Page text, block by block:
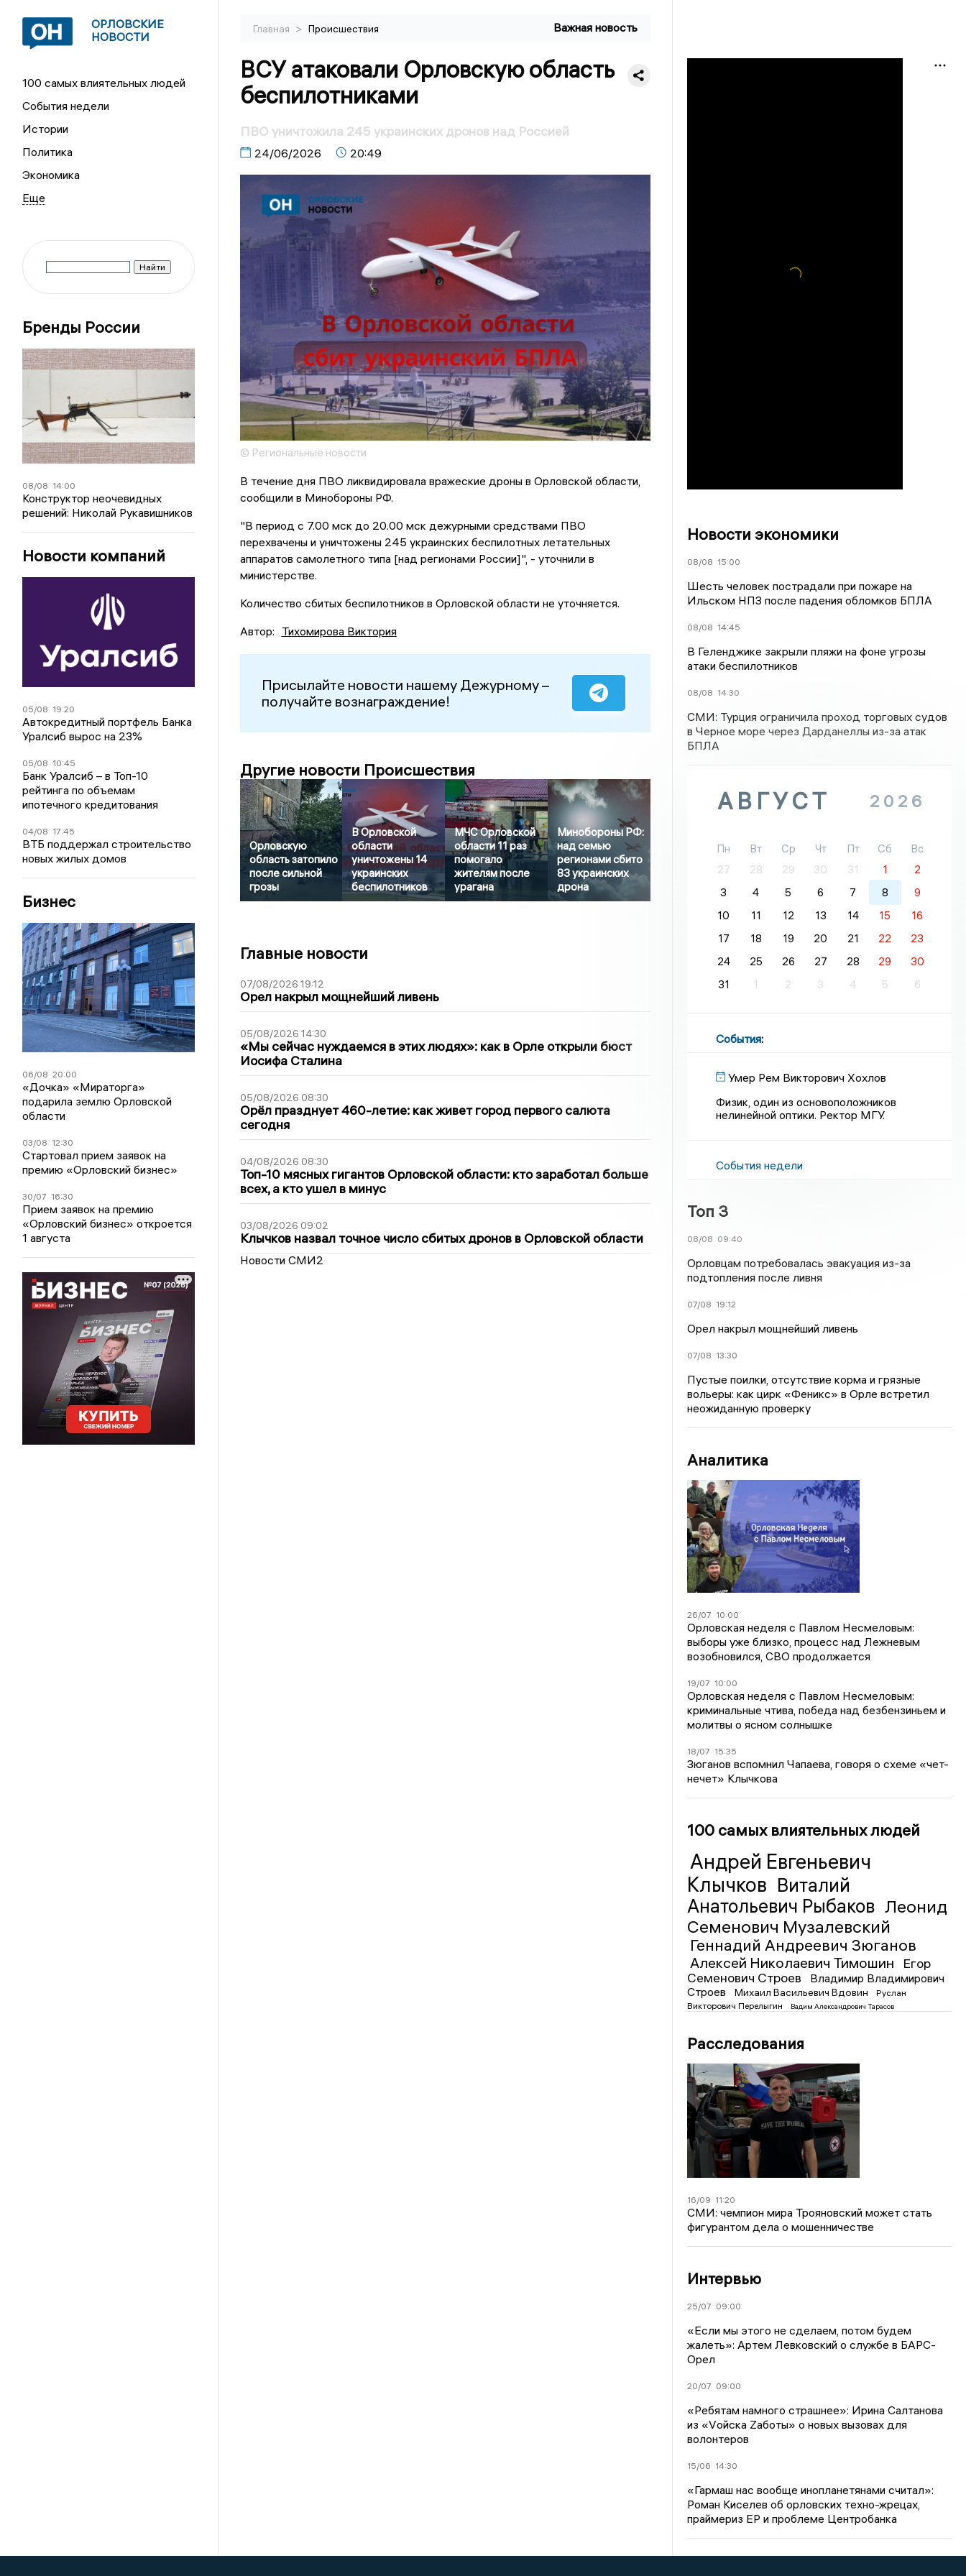
ОРЛОВСКИЕ
НОВОСТИ
100 самых влиятельных людей
События недели
Истории
Политика
Экономика
Бренды России
08/08 14:00
Конструктор неочевидных
решений: Николай Рукавишников
Новости компаний
05/08 19:20
Автокредитный портфель Банка
Уралсиб вырос на 23%
05/08 10:45
Банк Уралсиб – в Топ-10
рейтинга по объемам
ипотечного кредитования
04/08 17:45
ВТБ поддержал строительство
новых жилых домов
Бизнес
06/08 20:00
«Дочка» «Мираторга»
подарила землю Орловской
области
03/08 12:30
Стартовал прием заявок на
премию «Орловский бизнес»
30/07 16:30
Прием заявок на премию
«Орловский бизнес» откроется
1 августа
Главная > Происшествия Важная новость
ВСУ атаковали Орловскую область
беспилотниками
ПВО уничтожила 245 украинских дронов над Россией
24/06/2026 20:49
© Региональные новости
В течение дня ПВО ликвидировала вражеские дроны в Орловской области,
сообщили в Минобороны РФ.
"В период с 7.00 мск до 20.00 мск дежурными средствами ПВО
перехвачены и уничтожены 245 украинских беспилотных летательных
аппаратов самолетного типа [над регионами России]", - уточнили в
министерстве.
Количество сбитых беспилотников в Орловской области не уточняется.
Автор: Тихомирова Виктория
Присылайте новости нашему Дежурному –
получайте вознаграждение!
Другие новости Происшествия
Орловскую
область затопило
после сильной
грозы
В Орловской
области
уничтожены 14
украинских
беспилотников
МЧС Орловской
области 11 раз
помогало
жителям после
урагана
Минобороны РФ:
над семью
регионами сбито
83 украинских
дрона
Главные новости
07/08/2026 19:12
Орел накрыл мощнейший ливень
05/08/2026 14:30
«Мы сейчас нуждаемся в этих людях»: как в Орле открыли бюст
Иосифа Сталина
05/08/2026 08:30
Орёл празднует 460-летие: как живет город первого салюта
сегодня
04/08/2026 08:30
Топ-10 мясных гигантов Орловской области: кто заработал больше
всех, а кто ушел в минус
03/08/2026 09:02
Клычков назвал точное число сбитых дронов в Орловской области
Новости СМИ2
Новости экономики
08/08 15:00
Шесть человек пострадали при пожаре на
Ильском НПЗ после падения обломков БПЛА
08/08 14:45
В Геленджике закрыли пляжи на фоне угрозы
атаки беспилотников
08/08 14:30
СМИ: Турция ограничила проход торговых судов
в Черное море через Дарданеллы из-за атак
БПЛА
АВГУСТ 2026
Пн Вт Ср Чт Пт Сб
Вс
27
28 29 30 31 1
2
3
4 5 6 7 8
9
10
11 12 13 14 15
16
17
18 19 20 21 22
23
24
25 26 27 28 29
30
31
1 2 3 4 5 6
События:
Умер Рем Викторович Хохлов
Физик, один из основоположников
нелинейной оптики. Ректор МГУ.
События недели
Топ 3
08/08 09:40
Орловцам потребовалась эвакуация из-за
подтопления после ливня
07/08 19:12
Орел накрыл мощнейший ливень
07/08 13:30
Пустые поилки, отсутствие корма и грязные
вольеры: как цирк «Феникс» в Орле встретил
неожиданную проверку
Аналитика
26/07 10:00
Орловская неделя с Павлом Несмеловым:
выборы уже близко, процесс над Лежневым
возобновился, СВО продолжается
19/07 10:00
Орловская неделя с Павлом Несмеловым:
криминальные чтива, победа над безбензиньем и
молитвы о ясном солнышке
18/07 15:35
Зюганов вспомнил Чапаева, говоря о схеме «чет-
нечет» Клычкова
100 самых влиятельных людей
Андрей Евгеньевич
Клычков Виталий
Анатольевич Рыбаков Леонид
Семенович Музалевский
Геннадий Андреевич Зюганов
Алексей Николаевич Тимошин
Егор
Семенович Строев
Владимир Владимирович
Строев
Михаил Васильевич Вдовин
Руслан
Викторович Перелыгин
Вадим Александрович Тарасов
Расследования
16/09 11:20
СМИ: чемпион мира Трояновский может стать
фигурантом дела о мошенничестве
Интервью
25/07 09:00
«Если мы этого не сделаем, потом будем
жалеть»: Артем Левковский о службе в БАРС-
Орел
20/07 09:00
«Ребятам намного страшнее»: Ирина Салтанова
из «Vойска Zаботы» о новых вызовах для
волонтеров
15/06 14:30
«Гармаш нас вообще инопланетянами считал»:
Роман Киселев об орловских техно-жрецах,
праймериз ЕР и проблеме Центробанка